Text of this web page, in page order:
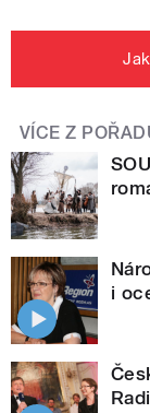
VÍCE Z
i